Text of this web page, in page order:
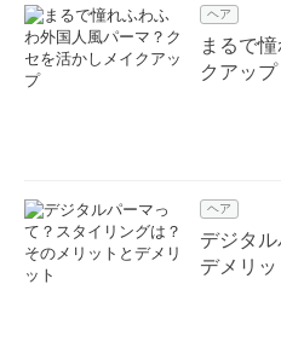
ヘア
まるで
クアップ
ヘア
デジタ
デメリッ